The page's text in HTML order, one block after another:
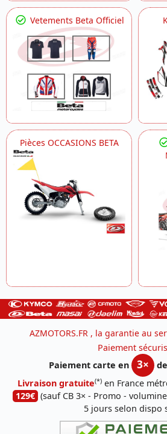
Vetements Beta Officiel
Pièces OCCASIONS BETA
AZMOTORS.FR , la garantie au
Paiement
Paiement carte en
3×
Livraison gratuite(*) en France
129€ (sauf CB 3× - Promo -
5 jours selon dispo